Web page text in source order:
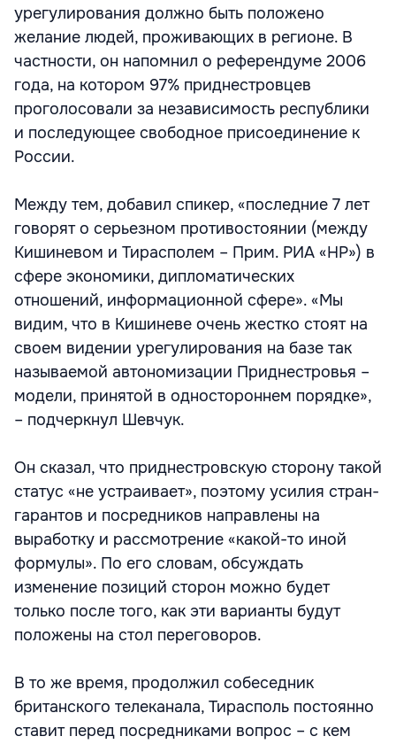
урегулирования должно быть положено
желание людей, проживающих в регионе. В
частности, он напомнил о референдуме 2006
года, на котором 97% приднестровцев
проголосовали за независимость республики
и последующее свободное присоединение к
России.
Между тем, добавил спикер, «последние 7 лет
говорят о серьезном противостоянии (между
Кишиневом и Тирасполем – Прим. РИА «НР») в
сфере экономики, дипломатических
отношений, информационной сфере». «Мы
видим, что в Кишиневе очень жестко стоят на
своем видении урегулирования на базе так
называемой автономизации Приднестровья –
модели, принятой в одностороннем порядке»,
– подчеркнул Шевчук.
Он сказал, что приднестровскую сторону такой
статус «не устраивает», поэтому усилия стран-
гарантов и посредников направлены на
выработку и рассмотрение «какой-то иной
формулы». По его словам, обсуждать
изменение позиций сторон можно будет
только после того, как эти варианты будут
положены на стол переговоров.
В то же время, продолжил собеседник
британского телеканала, Тирасполь постоянно
ставит перед посредниками вопрос – с кем